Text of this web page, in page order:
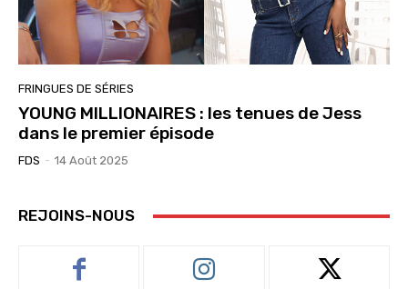
FRINGUES DE SÉRIES
YOUNG MILLIONAIRES : les tenues de Jess
dans le premier épisode
FDS - 14 Août 2025
REJOINS-NOUS